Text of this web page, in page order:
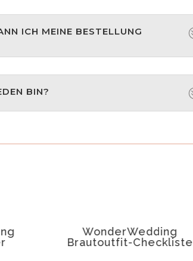
ICH MEINE BESTELLUNG
BIN?
WonderWedding
Brautoutfit-Checkliste